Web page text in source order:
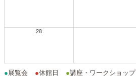
28
●展覧会 ●休館日 ●講座・ワークショップ